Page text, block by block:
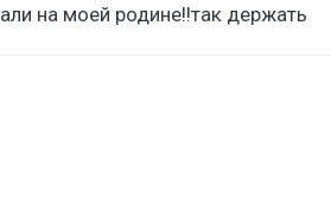
на моей родине!!так держать